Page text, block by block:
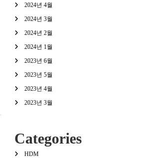
2024년 4월
2024년 3월
2024년 2월
2024년 1월
2023년 6월
2023년 5월
2023년 4월
2023년 3월
Categories
HDM